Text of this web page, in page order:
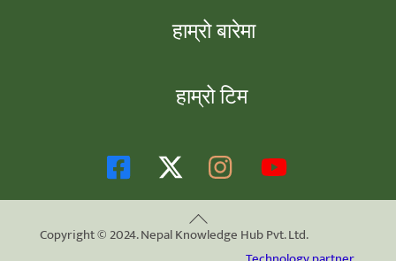
हाम्रो बारेमा
हाम्रो टिम
Back
To
Copyright © 2024. Nepal Knowledge Hub Pvt. Ltd.